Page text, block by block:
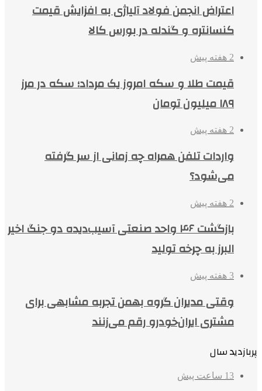
اعتراض انجمن فولاد آلیاژی به افزایش قیمت
کنسانتره و گندله در بورس کالا
2 هفته پیش
قیمت طلا و سکه امروز یک مرداد؛ سکه در مرز
۱۸۹ میلیون تومان
2 هفته پیش
واردات تلفن همراه چه زمانی از سر گرفته
می‌شود؟
2 هفته پیش
بازگشت ۴۶ واحد صنعتی آسیب‌دیده دو جنگ اخیر
البرز به چرخه تولید
3 هفته پیش
وقتی مدیران گروه بهمن تجربه مشابهی برای
مشتری ایران‌خودرو رقم می‌زنند
پربازدید سال
13 ساعت پیش